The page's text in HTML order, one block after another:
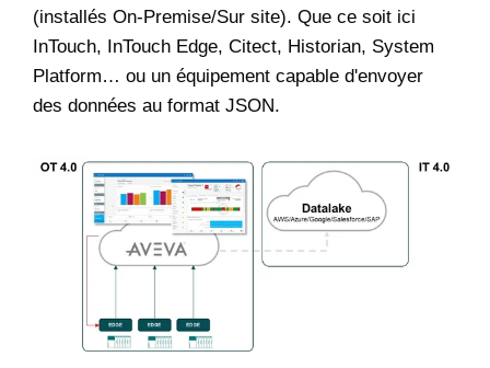
(installés On-Premise/Sur site). Que ce soit ici
InTouch, InTouch Edge, Citect, Historian, System
Platform… ou un équipement capable d'envoyer
des données au format JSON.